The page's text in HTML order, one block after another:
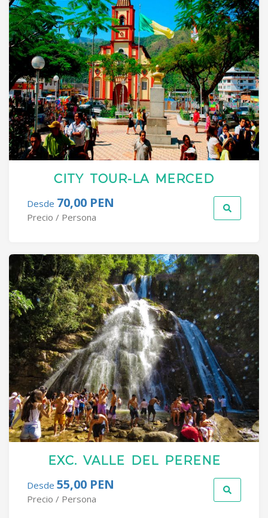
CITY TOUR-LA MERCED
Desde 70,00 PEN
Precio / Persona
EXC. VALLE DEL PERENE
Desde 55,00 PEN
Precio / Persona